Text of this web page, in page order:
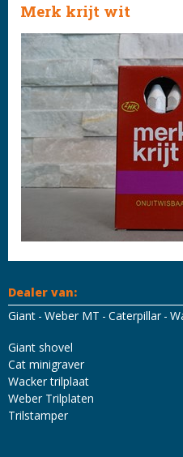
Merk krijt wit
Dealer van:
Giant Weber MT Caterpillar
Giant shovel
Cat minigraver
Wacker trilplaat
Weber Trilplaten
Trilstamper